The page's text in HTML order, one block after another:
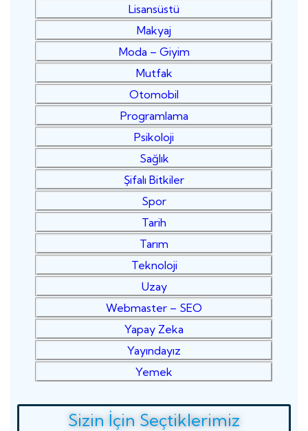
Lisansüstü
Makyaj
Moda – Giyim
Mutfak
Otomobil
Programlama
Psikoloji
Sağlık
Şifalı Bitkiler
Spor
Tarih
Tarım
Teknoloji
Uzay
Webmaster – SEO
Yapay Zeka
Yayındayız
Yemek
Sizin İçin Seçtiklerimiz